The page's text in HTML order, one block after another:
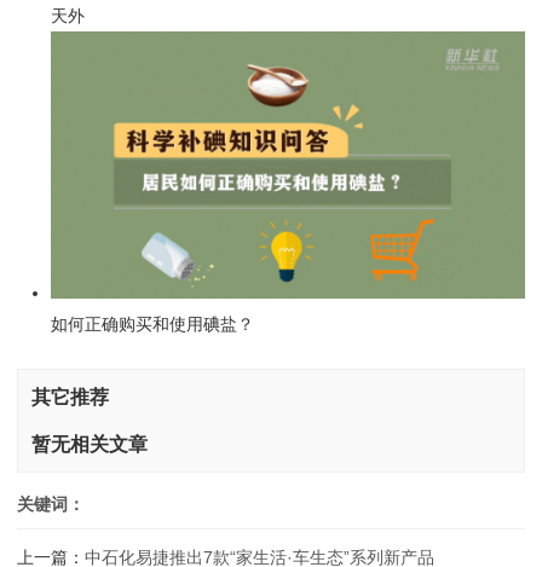
天外
如何正确购买和使用碘盐？
其它推荐
暂无相关文章
关键词：
上一篇： 中石化易捷推出7款“家生活·车生态”系列新产品